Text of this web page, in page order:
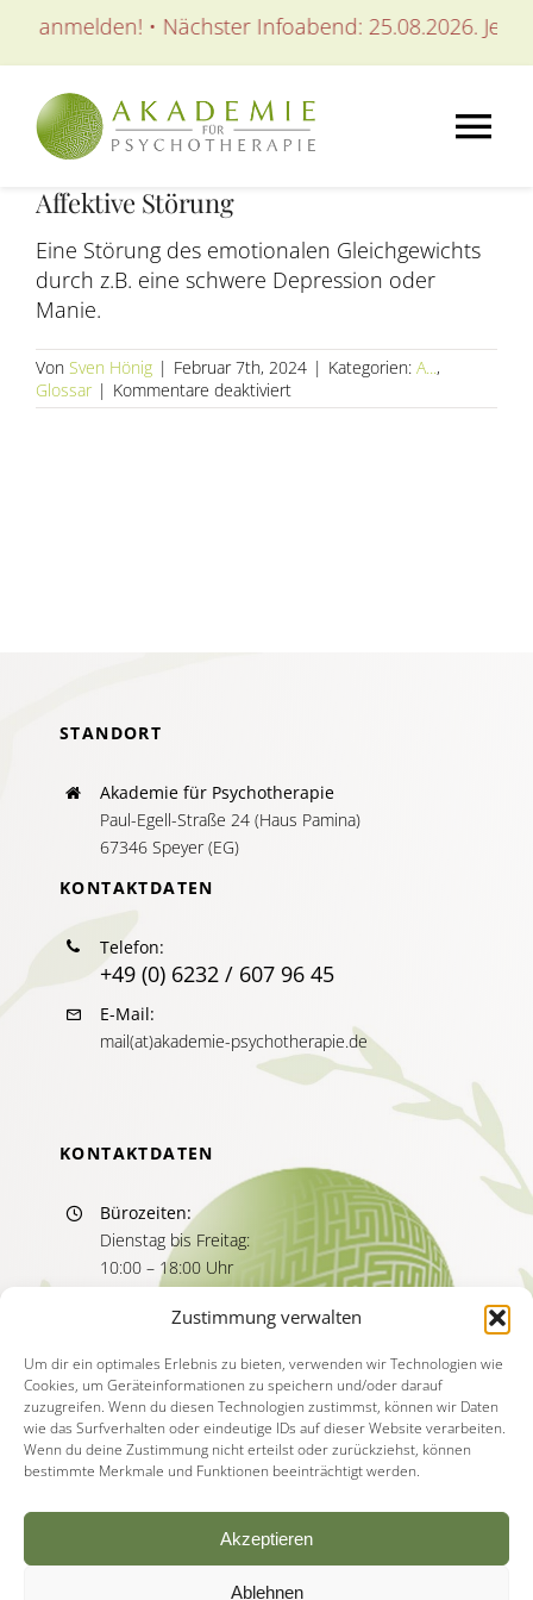
Zustimmung verwalten
Um dir ein optimales Erlebnis zu bieten, verwenden wir Technologien wie
Cookies, um Geräteinformationen zu speichern und/oder darauf
zuzugreifen. Wenn du diesen Technologien zustimmst, können wir Daten
wie das Surfverhalten oder eindeutige IDs auf dieser Website verarbeiten.
Wenn du deine Zustimmung nicht erteilst oder zurückziehst, können
bestimmte Merkmale und Funktionen beeinträchtigt werden.
Akzeptieren
Ablehnen
Inhalt
springen
anmelden! • Nächster Infoabend: 25.08.2026. Jetzt
AKADEMIE
AUSBILDUNGEN
WEITERBILDUNGEN
Affektive Störung
Eine Störung des emotionalen Gleichgewichts
durch z.B. eine schwere Depression oder
Manie.
Von Sven Hönig | Februar 7th, 2024 | Kategorien: A...,
Glossar | Kommentare deaktiviertfür
Affektive
STANDORT
Akademie für Psychotherapie
Paul-Egell-Straße 24 (Haus Pamina)
67346 Speyer (EG)
KONTAKTDATEN
Telefon:
+49 (0) 6232 / 607 96 45
E-Mail:
mail(at)akademie-psychotherapie.de
KONTAKTDATEN
Bürozeiten:
Dienstag bis Freitag:
10:00 – 18:00 Uhr
Sprechzeiten:
11:00 – 13:00 Uhr
15:00 – 17:00 Uhr